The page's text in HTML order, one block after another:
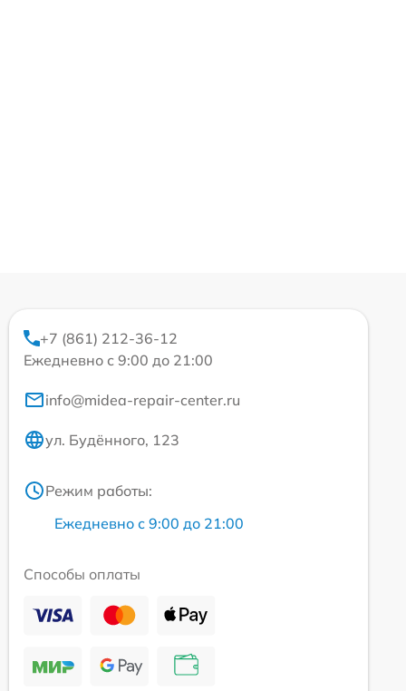
+7 (861) 212-36-12
Ежедневно с 9:00 до 21:00
info@midea-repair-center.ru
ул. Будённого, 123
Режим работы:
Ежедневно с 9:00 до 21:00
Способы оплаты